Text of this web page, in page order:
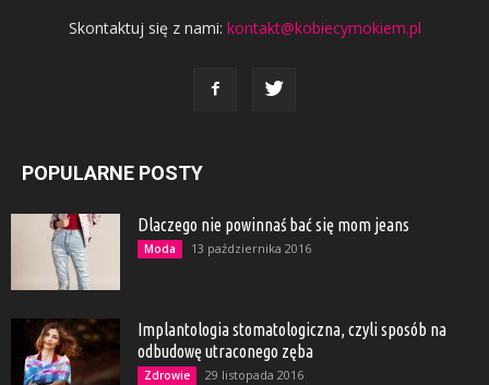
Skontaktuj się z nami: kontakt@kobiecymokiem.pl
POPULARNE POSTY
Dlaczego nie powinnaś bać się mom jeans
Moda 13 października 2016
Implantologia stomatologiczna, czyli sposób na
odbudowę utraconego zęba
Zdrowie 29 listopada 2016